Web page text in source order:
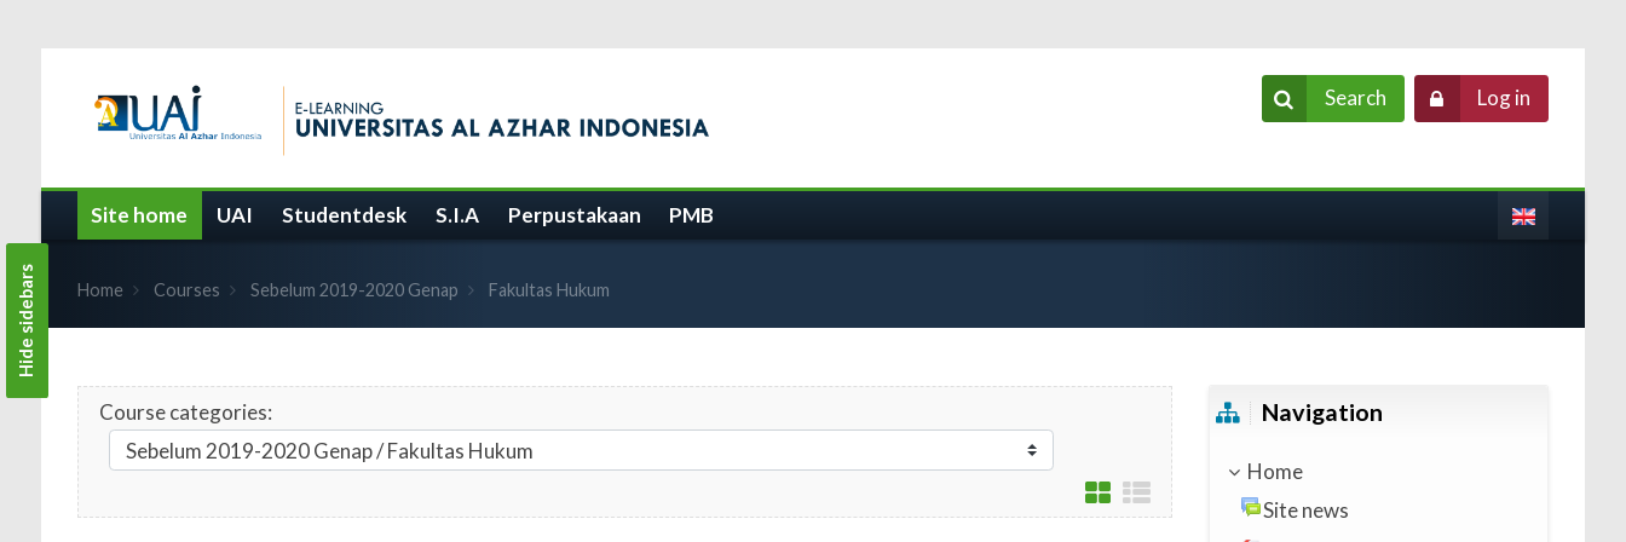
Search Log in
Site home UAI Studentdesk S.I.A Perpustakaan PMB
Home Courses Sebelum 2019-2020 Genap Fakultas Hukum
Course categories: Skip Navigation
Navigation
Home
Site news
Hide sidebars